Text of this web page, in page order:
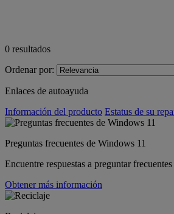
0 resultados
Ordenar por:
Enlaces de autoayuda
Información del producto Estatus de su
Preguntas frecuentes de Windows 11
Encuentre respuestas a preguntar
Obtener más información